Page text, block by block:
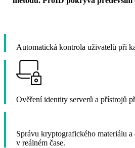
Automatická kontrola uživatelů při
Ověření identity serverů a přístrojů
Správu kryptografického materiálu
v reálném čase.